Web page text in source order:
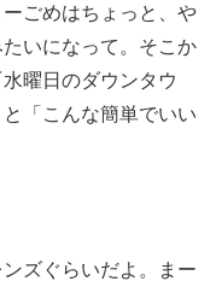
ごめはちょっと、や
いになって。そこか
曜日のダウンタウ
「こんな簡単でいい
ズぐらいだよ。まー